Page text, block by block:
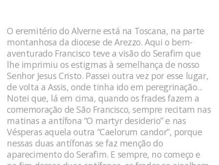
O eremitério do Alverne está na Toscana, na parte
montanhosa da diocese de Arezzo. Aqui o bem-
aventurado Francisco teve a visão do Serafim que
lhe imprimiu os estigmas à semelhança de nosso
Senhor Jesus Cristo. Passei outra vez por esse lugar,
de volta a Assis, onde tinha ido em peregrinação...
Notei que, lá em cima, quando os frades fazem a
comemoração de São Francisco, sempre recitam nas
matinas a antífona “O martyr desiderio” e nas
Vésperas aquela outra “Caelorum candor”, porque
nessas duas antífonas se faz menção do
aparecimento do Serafim. E sempre, no começo e